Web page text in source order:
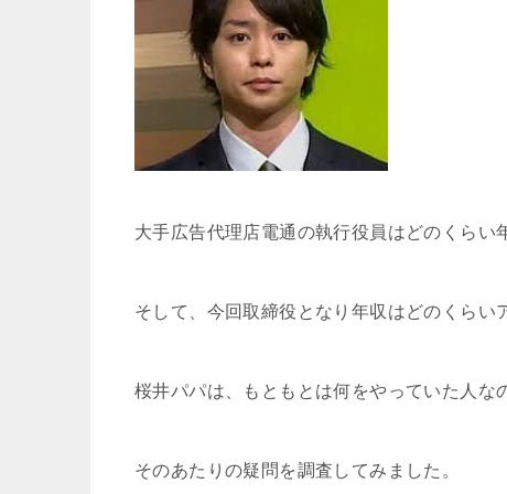
大手広告代理店電通の執行役員はどのくらい
そして、今回取締役となり年収はどのくらい
桜井パパは、もともとは何をやっていた人な
そのあたりの疑問を調査してみました。